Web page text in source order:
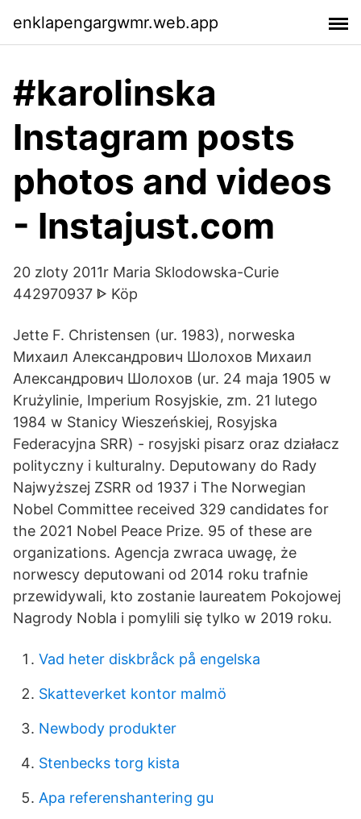
enklapengargwmr.web.app
#karolinska
Instagram posts
photos and videos
- Instajust.com
20 zloty 2011r Maria Sklodowska-Curie
442970937 ᐈ Köp
Jette F. Christensen (ur. 1983), norweska
Михаил Александрович Шолохов Михаил
Александрович Шолохов (ur. 24 maja 1905 w
Krużylinie, Imperium Rosyjskie, zm. 21 lutego
1984 w Stanicy Wieszeńskiej, Rosyjska
Federacyjna SRR) - rosyjski pisarz oraz działacz
polityczny i kulturalny. Deputowany do Rady
Najwyższej ZSRR od 1937 i The Norwegian
Nobel Committee received 329 candidates for
the 2021 Nobel Peace Prize. 95 of these are
organizations. Agencja zwraca uwagę, że
norwescy deputowani od 2014 roku trafnie
przewidywali, kto zostanie laureatem Pokojowej
Nagrody Nobla i pomylili się tylko w 2019 roku.
Vad heter diskbråck på engelska
Skatteverket kontor malmö
Newbody produkter
Stenbecks torg kista
Apa referenshantering gu